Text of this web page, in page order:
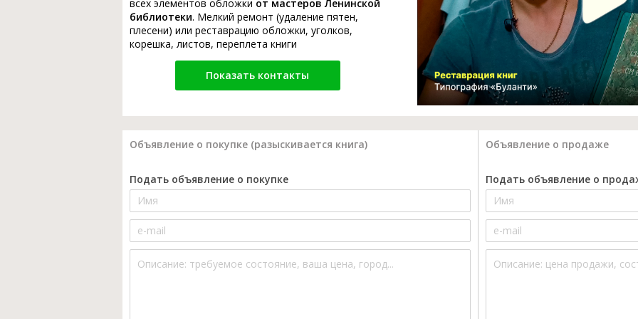
всех элементов обложки от мастеров Ленинской
библиотеки. Мелкий ремонт (удаление пятен,
плесени) или реставрацию обложки, уголков,
корешка, листов, переплета книги
Показать контакты
Объявление о покупке (разыскивается книга) Объявление о продаже
Подать объявление о покупке Подать объявление о